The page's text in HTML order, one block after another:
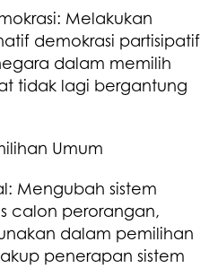
Melakukan
demokrasi partisipatif
dalam memilih
tidak lagi bergantung
Umum
Mengubah sistem
calon perorangan,
dalam pemilihan
penerapan sistem